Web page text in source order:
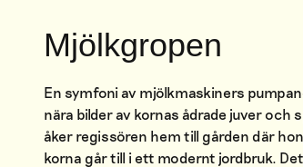
Mjölkgropen
En symfoni av mjölkmaskiners
nära bilder av kornas ådrade juver
åker regissören hem till gården där
korna går till i ett modernt jordbruk.